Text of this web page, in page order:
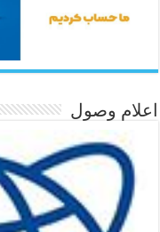
اعلام وصول